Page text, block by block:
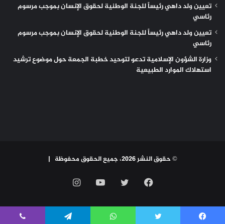
تعيين ولد داهي رئيساً للجنة الوطنية لحقوق الإنسان بموجب مرسوم
رئاسي
تعيين ولد داهي رئيساً للجنة الوطنية لحقوق الإنسان بموجب مرسوم
رئاسي
وزارة الشؤون الإسلامية تدعو لتوحيد خطبة الجمعة حول موضوع ترشيد
استهلاك الموارد الطبيعية
© حقوق النشر 2026، جميع الحقوق محفوظة |
فيسبوك تويتر يوتيوب